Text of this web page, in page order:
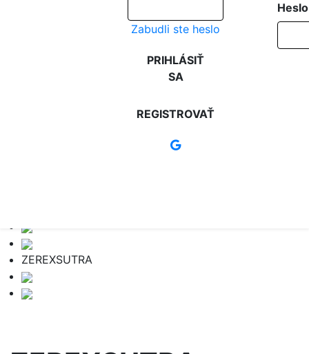
Zabudli ste heslo
PRIHLÁSIŤ
SA
REGISTROVAŤ
ZEREXSUTRA